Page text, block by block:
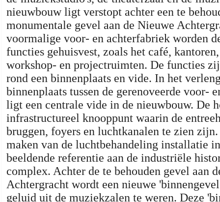
nieuwbouw ligt verstopt achter een te
monumentale gevel aan de Nieuwe
voormalige voor- en achterfabriek worden
functies gehuisvest, zoals het café,
workshop- en projectruimten. De functies
rond een binnenplaats en vide. In het
binnenplaats tussen de gerenoveerde voor-
ligt een centrale vide in de nieuwbouw. De
infrastructureel knooppunt waarin de
bruggen, foyers en luchtkanalen te zien
maken van de luchtbehandeling installatie
beeldende referentie aan de industriële
complex. Achter de te behouden gevel aan
Achtergracht wordt een nieuwe
geluid uit de muziekzalen te weren. Deze